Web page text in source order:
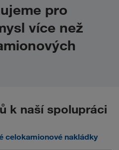
pro
více než
k naší spolupráci
celokamionové nakládky